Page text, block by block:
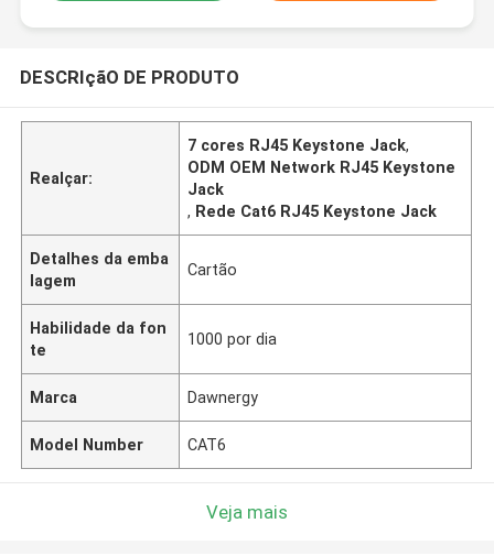
DESCRIçãO DE PRODUTO
Realçar:
7 cores RJ45 Keystone Jack,
ODM OEM Network RJ45 Keystone
Jack
, Rede Cat6 RJ45 Keystone Jack
Detalhes da emba
lagem
Cartão
Habilidade da fon
te
1000 por dia
Marca Dawnergy
Model Number CAT6
Veja mais